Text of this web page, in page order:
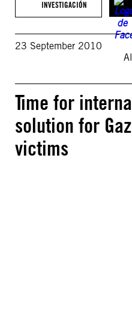
INVESTIGACIÓN
23 September 2010
Time for
solution for
victims